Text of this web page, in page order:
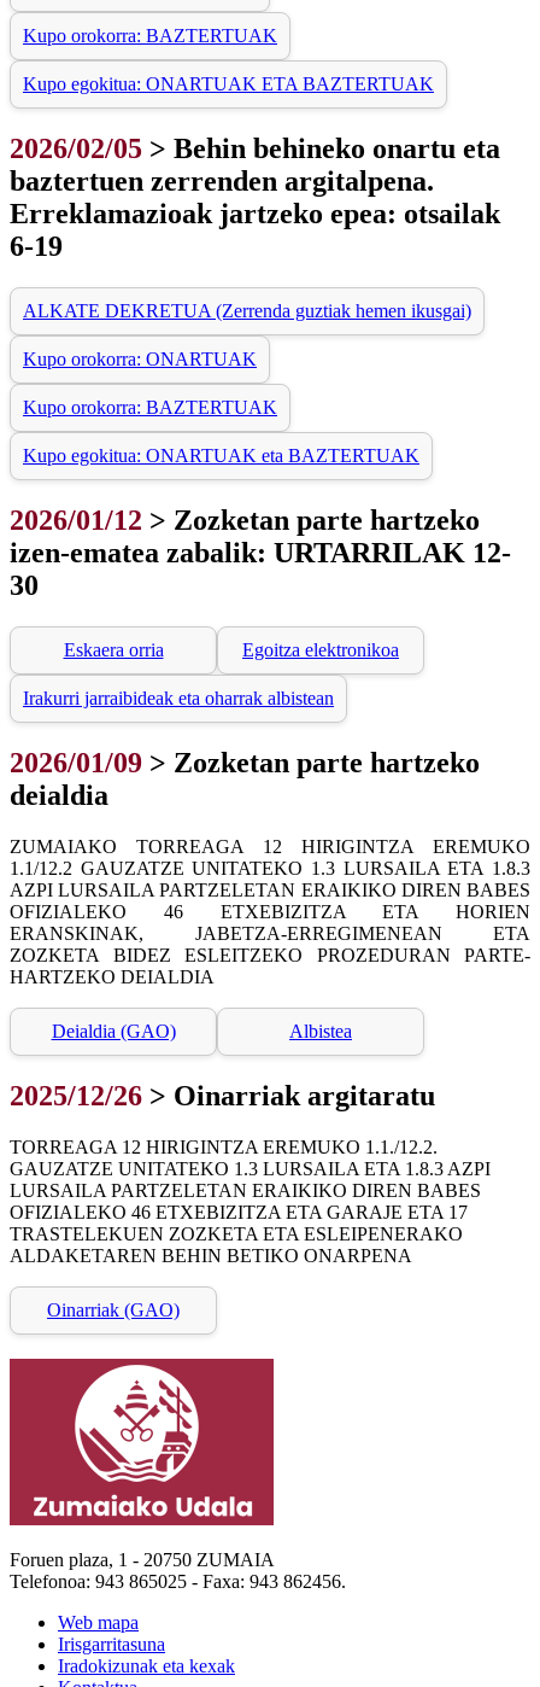
Kupo orokorra: BAZTERTUAK
Kupo egokitua: ONARTUAK ETA BAZTERTUAK
2026/02/05 > Behin behineko onartu eta
baztertuen zerrenden argitalpena.
Erreklamazioak jartzeko epea: otsailak
6-19
ALKATE DEKRETUA (Zerrenda guztiak hemen ikusgai)
Kupo orokorra: ONARTUAK
Kupo orokorra: BAZTERTUAK
Kupo egokitua: ONARTUAK eta BAZTERTUAK
2026/01/12 > Zozketan parte hartzeko
izen-ematea zabalik: URTARRILAK 12-
30
Eskaera orria Egoitza elektronikoa
Irakurri jarraibideak eta oharrak albistean
2026/01/09 > Zozketan parte hartzeko
deialdia
ZUMAIAKO TORREAGA 12 HIRIGINTZA EREMUKO
1.1/12.2 GAUZATZE UNITATEKO 1.3 LURSAILA ETA 1.8.3
AZPI LURSAILA PARTZELETAN ERAIKIKO DIREN BABES
OFIZIALEKO 46 ETXEBIZITZA ETA HORIEN
ERANSKINAK, JABETZA-ERREGIMENEAN ETA
ZOZKETA BIDEZ ESLEITZEKO PROZEDURAN PARTE-
HARTZEKO DEIALDIA
Deialdia (GAO) Albistea
2025/12/26 > Oinarriak argitaratu
TORREAGA 12 HIRIGINTZA EREMUKO 1.1./12.2.
GAUZATZE UNITATEKO 1.3 LURSAILA ETA 1.8.3 AZPI
LURSAILA PARTZELETAN ERAIKIKO DIREN BABES
OFIZIALEKO 46 ETXEBIZITZA ETA GARAJE ETA 17
TRASTELEKUEN ZOZKETA ETA ESLEIPENERAKO
ALDAKETAREN BEHIN BETIKO ONARPENA
Oinarriak (GAO)
Foruen plaza, 1 - 20750 ZUMAIA
Telefonoa: 943 865025 - Faxa: 943 862456.
Web mapa
Irisgarritasuna
Iradokizunak eta kexak